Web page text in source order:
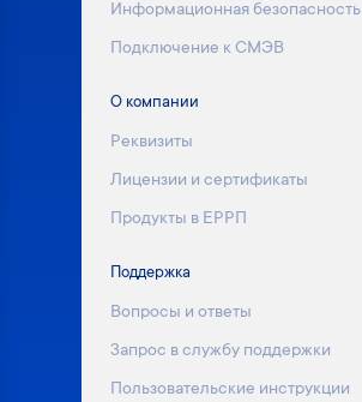
Информационная безопасность
Подключение к СМЭВ
О компании
Реквизиты
Лицензии и сертификаты
Продукты в ЕРРП
Поддержка
Вопросы и ответы
Запрос в службу поддержки
Пользовательские инструкции